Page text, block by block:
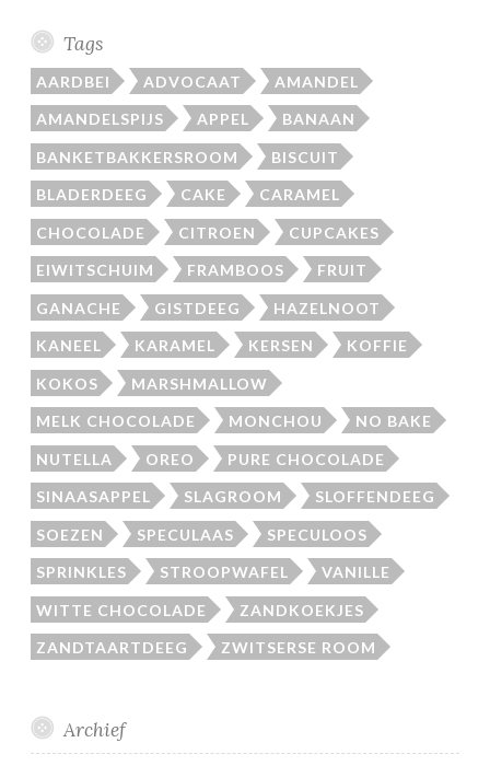
Tags
AARDBEI ADVOCAAT AMANDEL
AMANDELSPIJS APPEL BANAAN
BANKETBAKKERSROOM BISCUIT
BLADERDEEG CAKE CARAMEL
CHOCOLADE CITROEN CUPCAKES
EIWITSCHUIM FRAMBOOS FRUIT
GANACHE GISTDEEG HAZELNOOT
KANEEL KARAMEL KERSEN KOFFIE
KOKOS MARSHMALLOW
MELK CHOCOLADE MONCHOU NO BAKE
NUTELLA OREO PURE CHOCOLADE
SINAASAPPEL SLAGROOM SLOFFENDEEG
SOEZEN SPECULAAS SPECULOOS
SPRINKLES STROOPWAFEL VANILLE
WITTE CHOCOLADE ZANDKOEKJES
ZANDTAARTDEEG ZWITSERSE ROOM
Archief